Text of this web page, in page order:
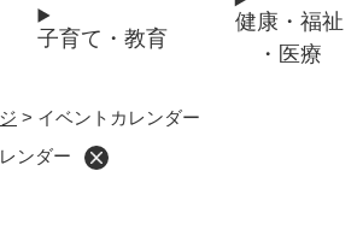
子育て・教育
健康・福祉
・医療
> イベントカレンダー
ンダー